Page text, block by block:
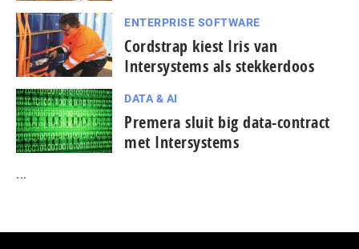
ENTERPRISE SOFTWARE
Cordstrap kiest Iris van
Intersystems als stekkerdoos
DATA & AI
Premera sluit big data-contract
met Intersystems
...